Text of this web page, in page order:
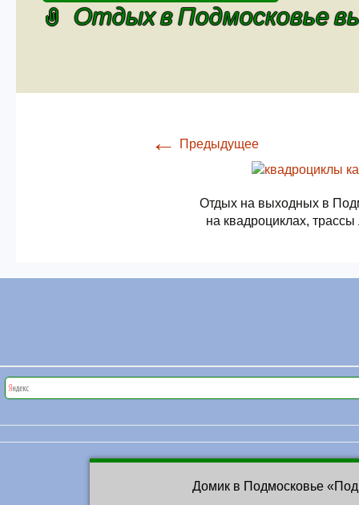
Отдых в Подмосковье
← Предыдущее
Отдых на выходных в
на квадроциклах,
Домик в Подмосковье